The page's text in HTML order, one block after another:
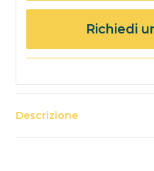
Richiedi
Descrizione